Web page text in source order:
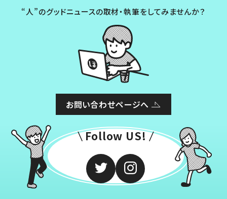
“人”のグッドニュースの取材・執筆をしてみませんか？
お問い合わせページへ
Follow US!